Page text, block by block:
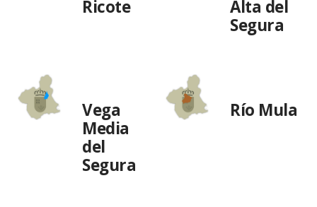
Ricote
Alta del
Segura
Vega
Media
del
Segura
Río Mula